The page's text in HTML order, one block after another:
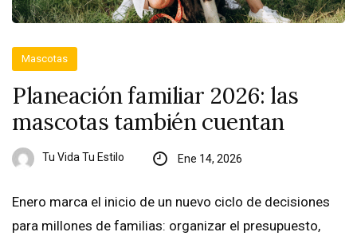
Mascotas
Planeación familiar 2026: las
mascotas también cuentan
Tu Vida Tu Estilo Ene 14, 2026
Enero marca el inicio de un nuevo ciclo de decisiones
para millones de familias: organizar el presupuesto,